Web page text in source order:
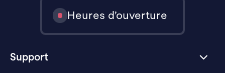
Heures d’ouverture
Support